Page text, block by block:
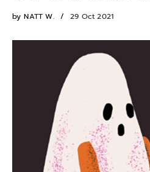
by NATT W. 29 Oct 2021